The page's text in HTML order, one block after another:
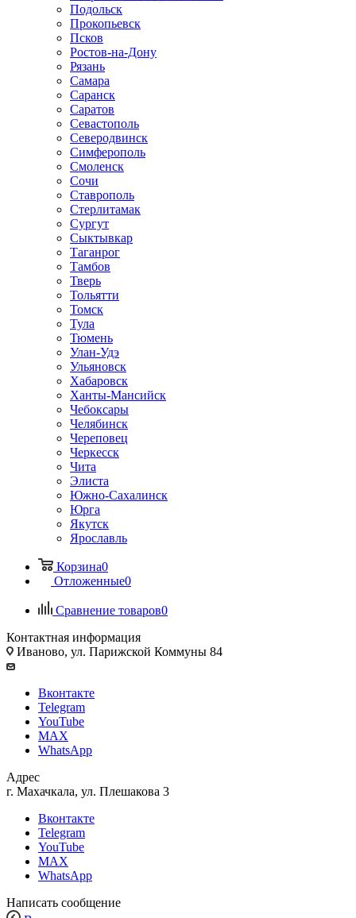
Подольск
Прокопьевск
Псков
Ростов-на-Дону
Рязань
Самара
Саранск
Саратов
Севастополь
Северодвинск
Симферополь
Смоленск
Сочи
Ставрополь
Стерлитамак
Сургут
Сыктывкар
Таганрог
Тамбов
Тверь
Тольятти
Томск
Тула
Тюмень
Улан-Удэ
Ульяновск
Хабаровск
Ханты-Мансийск
Чебоксары
Челябинск
Череповец
Черкесск
Чита
Элиста
Южно-Сахалинск
Юрга
Якутск
Ярославль
Корзина0
Отложенные0
Сравнение товаров0
Контактная информация
Иваново, ул. Парижской Коммуны 84
Вконтакте
Telegram
YouTube
MAX
WhatsApp
Адрес
г. Махачкала, ул. Плешакова 3
Вконтакте
Telegram
YouTube
MAX
WhatsApp
Написать сообщение